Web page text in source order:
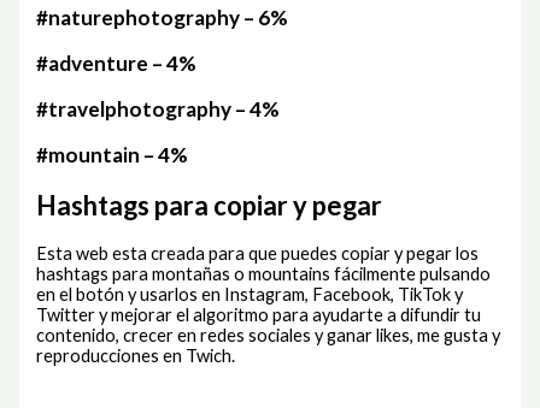
#naturephotography – 6%
#adventure – 4%
#travelphotography – 4%
#mountain – 4%
Hashtags para copiar y pegar
Esta web esta creada para que puedes copiar y pegar los
hashtags para montañas o mountains fácilmente pulsando
en el botón y usarlos en Instagram, Facebook, TikTok y
Twitter y mejorar el algoritmo para ayudarte a difundir tu
contenido, crecer en redes sociales y ganar likes, me gusta y
reproducciones en Twich.